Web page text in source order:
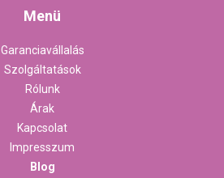
Menü
Garanciavállalás
Szolgáltatások
Rólunk
Árak
Kapcsolat
Impresszum
Blog